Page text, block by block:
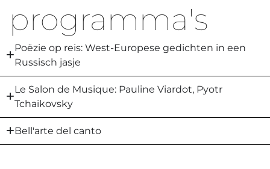
programma's
Poëzie op reis: West-Europese gedichten in een
Russisch jasje
Le Salon de Musique: Pauline Viardot, Pyotr
Tchaikovsky
Bell'arte del canto